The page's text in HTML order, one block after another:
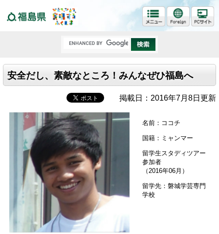
安全だし、素敵なところ！みんなぜひ福島へ
掲載日：2016年7月8日更新
名前：ココチ
国籍：ミャンマー
留学生スタディツアー
参加者
（2016年06月）
留学先：磐城学芸専門
学校